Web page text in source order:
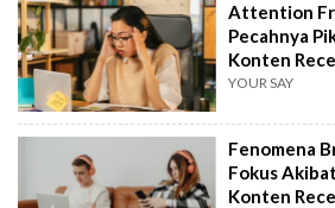
Attention
Pecahnya
Konten
YOUR SAY
Fenomena
Fokus
Konten